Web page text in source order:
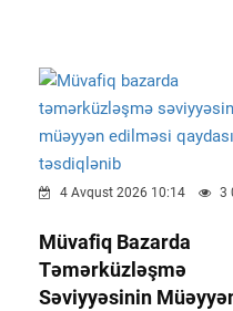
4 Avqust 2026 10:14 3
Müvafiq Bazarda
Təmərküzləşmə
Səviyyəsinin